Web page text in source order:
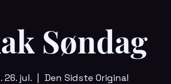
Søndag
26. jul. Den Sidste Original